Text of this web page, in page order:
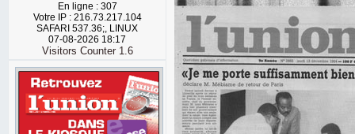
En ligne : 307
Votre IP : 216.73.217.104
SAFARI 537.36;, LINUX
07-08-2026 18:17
Visitors Counter 1.6